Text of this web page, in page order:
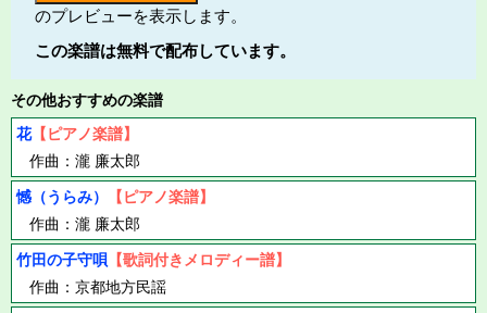
のプレビューを表示します。
この楽譜は無料で配布しています。
その他おすすめの楽譜
花【ピアノ楽譜】
作曲：瀧 廉太郎
憾（うらみ）
【ピアノ楽譜】
作曲：瀧 廉太郎
竹田の子守唄
【歌詞付きメロディー譜】
作曲：京都地方民謡